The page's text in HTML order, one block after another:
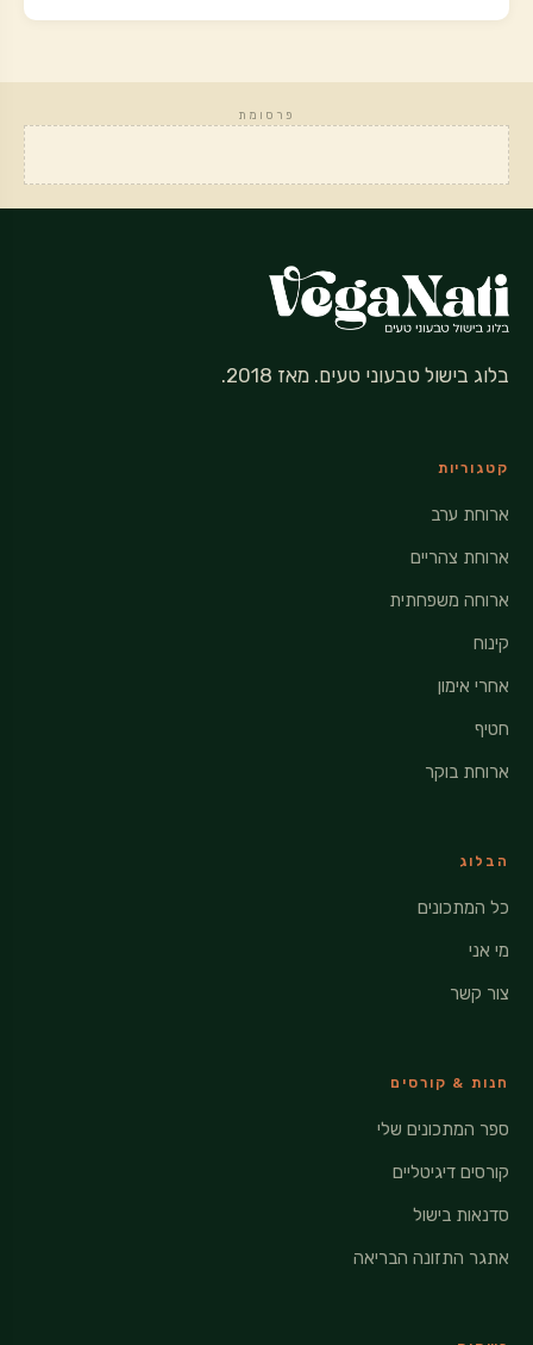
פרסומת
בלוג בישול טבעוני טעים. מאז 2018.
קטגוריות
ארוחת ערב
ארוחת צהריים
ארוחה משפחתית
קינוח
אחרי אימון
חטיף
ארוחת בוקר
הבלוג
כל המתכונים
מי אני
צור קשר
חנות & קורסים
ספר המתכונים שלי
קורסים דיגיטליים
סדנאות בישול
אתגר התזונה הבריאה